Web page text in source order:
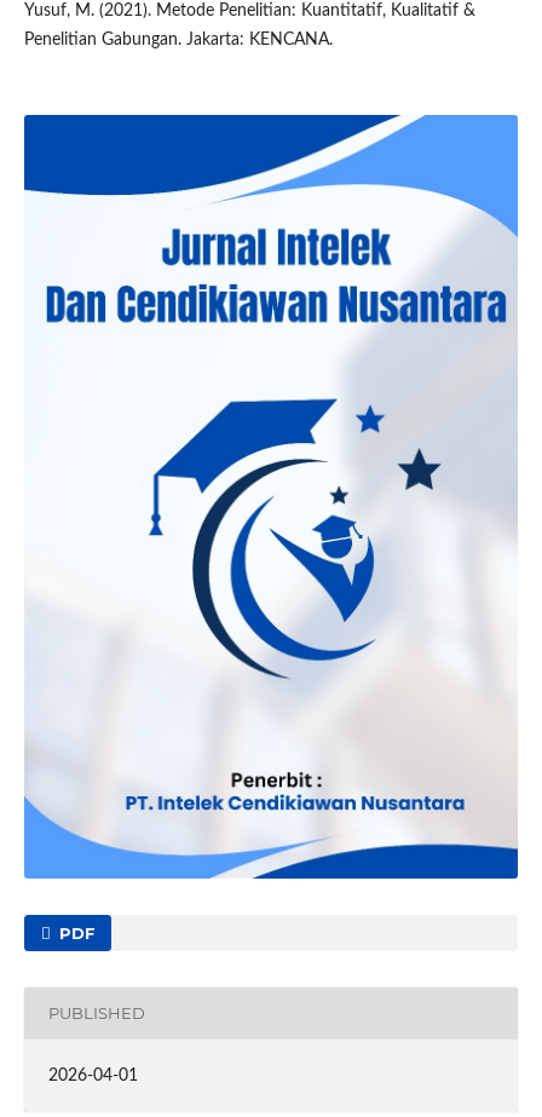
Yusuf, M. (2021). Metode Penelitian: Kuantitatif, Kualitatif &
Penelitian Gabungan. Jakarta: KENCANA.
PDF
PUBLISHED
2026-04-01